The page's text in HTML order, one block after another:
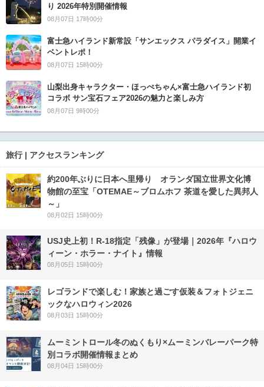
り 2026年特別開催情報
08月07日 17時00分
富士急ハイランド新常設「サンエックス パラダイス」開業イ
ベントレポ！
08月07日 15時00分
山梨出身キャラクター・ほっぺちゃん×富士急ハイランド初
コラボ サン宝石フェア2026の魅力と楽しみ方
08月07日 9時00分
旅行 | アクセスランキング
約200年ぶりに日本へ里帰り オランダ国立世界文化博
物館の至宝「OTEMAE～ブロムホフ 茶道を愛した異邦人
～」
08月02日 15時00分
USJ史上初！R-18指定「残像」が登場｜2026年『ハロウ
ィーン・ホラー・ナイト』情報
08月05日 15時00分
レゴランドで楽しむ！家族と過ごす仮装＆フォトジェニ
ックなハロウィン2026
08月03日 15時00分
ムーミントロール冬のぬくもり×ムーミンバレーパーク特
別コラボ開催情報まとめ
08月04日 15時00分